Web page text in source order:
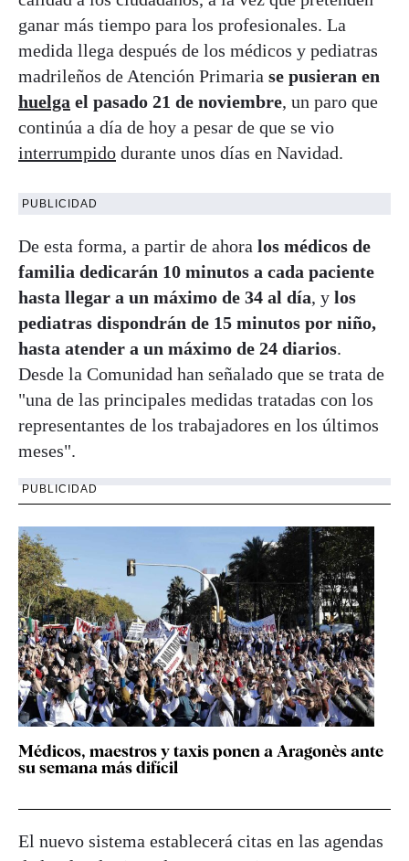
ganar más tiempo para los profesionales. La
medida llega después de los médicos y pediatras
madrileños de Atención Primaria se pusieran en
huelga el pasado 21 de noviembre, un paro que
continúa a día de hoy a pesar de que se vio
interrumpido durante unos días en Navidad.
PUBLICIDAD
De esta forma, a partir de ahora los médicos de
familia dedicarán 10 minutos a cada paciente
hasta llegar a un máximo de 34 al día, y los
pediatras dispondrán de 15 minutos por niño,
hasta atender a un máximo de 24 diarios.
Desde la Comunidad han señalado que se trata de
"una de las principales medidas tratadas con los
representantes de los trabajadores en los últimos
meses".
PUBLICIDAD
Médicos, maestros y taxis ponen a Aragonès ante
su semana más difícil
El nuevo sistema establecerá citas en las agendas